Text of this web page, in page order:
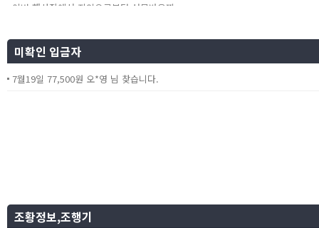
이번 행사장에서 지인으로부터 선물받은찌
미확인 입금자
7월19일 77,500원 오*영 님 찾습니다.
조황정보,조행기